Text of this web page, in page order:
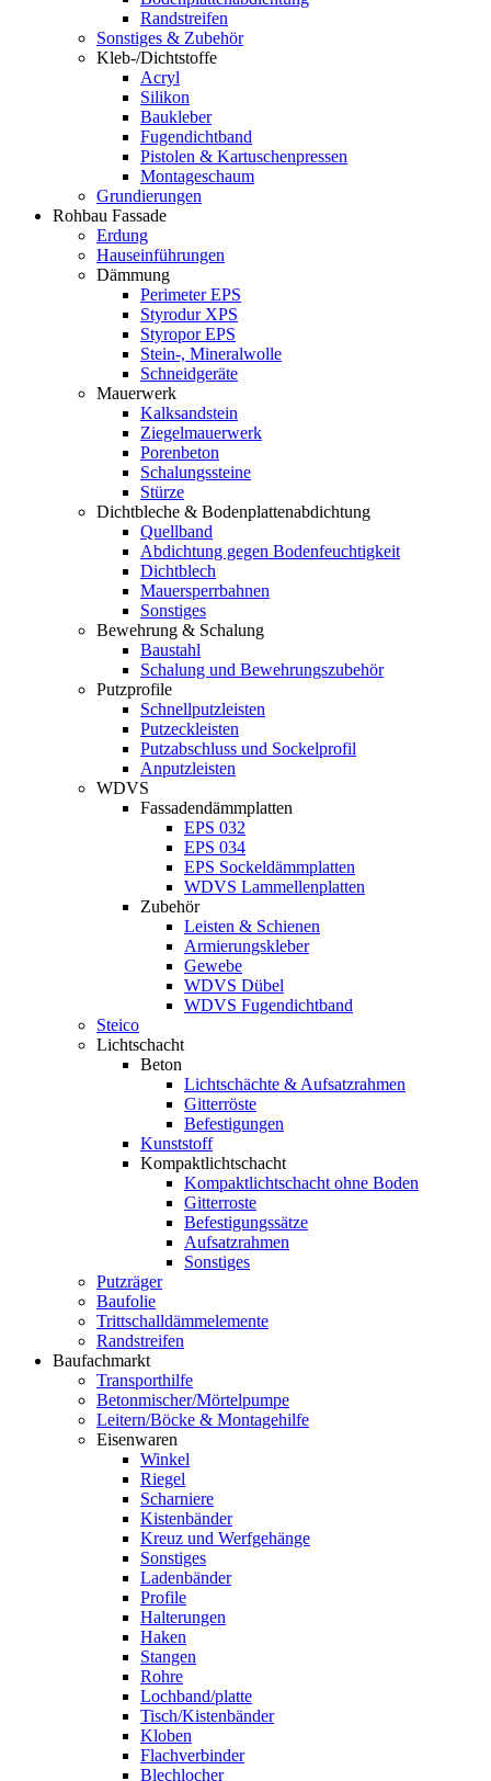
Randstreifen
Sonstiges & Zubehör
Kleb-/Dichtstoffe
Acryl
Silikon
Baukleber
Fugendichtband
Pistolen & Kartuschenpressen
Montageschaum
Grundierungen
Rohbau Fassade
Erdung
Hauseinführungen
Dämmung
Perimeter EPS
Styrodur XPS
Styropor EPS
Stein-, Mineralwolle
Schneidgeräte
Mauerwerk
Kalksandstein
Ziegelmauerwerk
Porenbeton
Schalungssteine
Stürze
Dichtbleche & Bodenplattenabdichtung
Quellband
Abdichtung gegen Bodenfeuchtigkeit
Dichtblech
Mauersperrbahnen
Sonstiges
Bewehrung & Schalung
Baustahl
Schalung und Bewehrungszubehör
Putzprofile
Schnellputzleisten
Putzeckleisten
Putzabschluss und Sockelprofil
Anputzleisten
WDVS
Fassadendämmplatten
EPS 032
EPS 034
EPS Sockeldämmplatten
WDVS Lammellenplatten
Zubehör
Leisten & Schienen
Armierungskleber
Gewebe
WDVS Dübel
WDVS Fugendichtband
Steico
Lichtschacht
Beton
Lichtschächte & Aufsatzrahmen
Gitterröste
Befestigungen
Kunststoff
Kompaktlichtschacht
Kompaktlichtschacht ohne Boden
Gitterroste
Befestigungssätze
Aufsatzrahmen
Sonstiges
Putzräger
Baufolie
Trittschalldämmelemente
Randstreifen
Baufachmarkt
Transporthilfe
Betonmischer/Mörtelpumpe
Leitern/Böcke & Montagehilfe
Eisenwaren
Winkel
Riegel
Scharniere
Kistenbänder
Kreuz und Werfgehänge
Sonstiges
Ladenbänder
Profile
Halterungen
Haken
Stangen
Rohre
Lochband/platte
Tisch/Kistenbänder
Kloben
Flachverbinder
Blechlocher